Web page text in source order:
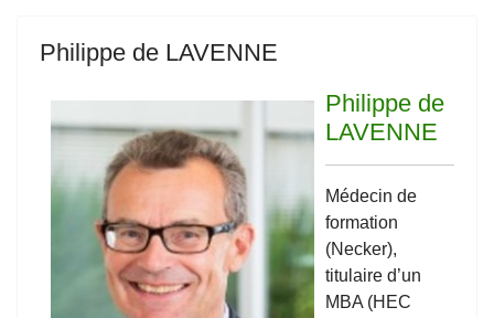
Philippe de LAVENNE
Philippe de
LAVENNE
Médecin de
formation
(Necker),
titulaire d’un
MBA (HEC